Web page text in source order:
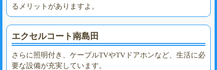
るメリットがありますよ。
エクセルコート南島田
さらに照明付き、ケーブルTVやTVドアホンなど、生活に必
要な設備が充実しています。